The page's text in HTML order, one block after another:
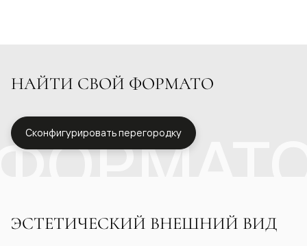
НАЙТИ СВОЙ ФОРМАТО
Сконфигурировать перегородку
ЭСТЕТИЧЕСКИЙ ВНЕШНИЙ ВИД